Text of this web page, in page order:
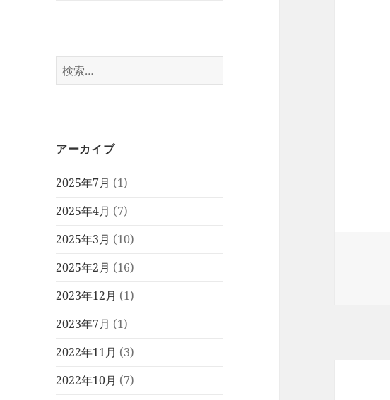
検
索:
アーカイブ
2025年7月 (1)
2025年4月 (7)
2025年3月 (10)
2025年2月 (16)
2023年12月 (1)
2023年7月 (1)
2022年11月 (3)
2022年10月 (7)